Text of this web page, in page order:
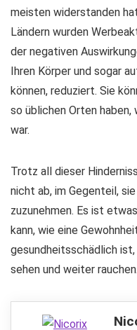
meisten widerstanden
Ländern wurden
der negativen
Ihren Körper und sogar
können, reduziert. Sie
so üblichen Orten
war.
Trotz all dieser
nicht ab, im Gegenteil,
zuzunehmen. Es ist
kann, wie eine
gesundheitsschädlich
sehen und weiter rauchen.